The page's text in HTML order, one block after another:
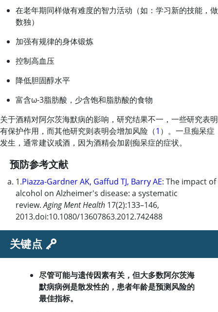
在老年期同样做有难度的智力活动（如：学习新的技能，做
数独）
加强有规律的身体锻炼
控制高血压
降低胆固醇水平
富含ω-3脂肪酸，少含饱和脂肪酸的食物
关于酒精对阿尔茨海默病的影响，研究结果不一，一些研究表明
有保护作用，而其他研究则表明会增加风险（1 ）。一旦痴呆症
发生，通常建议戒酒，因为酒精会加剧痴呆症的症状。
预防参考文献
1.Piazza-Gardner AK, Gaffud TJ, Barry AE: The impact of
alcohol on Alzheimer's disease: a systematic
review.Aging Ment Health 17(2):133–146,
2013.doi:10.1080/13607863.2012.742488
关键点
尽管可能与遗传因素有关，但大多数阿尔茨海
默病病例是散发性的，患者年龄是预测风险的
最佳指标。